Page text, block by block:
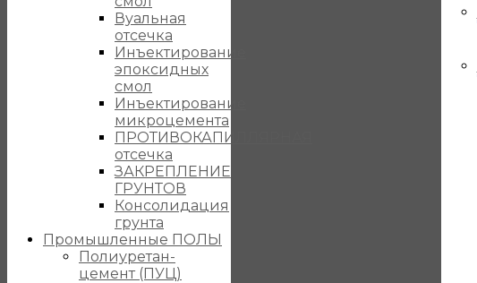
Вуальная
отсечка
Инъектирование
эпоксидных
смол
Инъектирование
микроцемента
ПРОТИВОКАПИЛЛЯРНАЯ
отсечка
ЗАКРЕПЛЕНИЕ
ГРУНТОВ
Консолидация
грунта
Промышленные ПОЛЫ
Полиуретан-
цемент (ПУЦ)